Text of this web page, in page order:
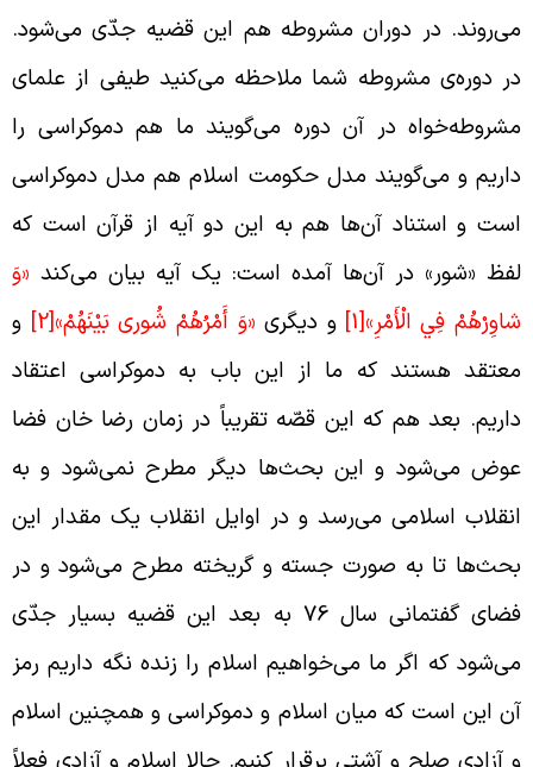
در دوران مشروطه هم این قضیه جدّی می‌شود.
دوره‌ی مشروطه شما ملاحظه می‌کنید طیفی از علمای
در آن دوره می‌گویند ما هم دموکراسی را
و می‌گویند مدل حکومت اسلام هم مدل دموکراسی
و استناد آن‌ها هم به این دو آیه از قرآن است که
«شور» در آن‌ها آمده است: یک آیه بیان می‌کند«وَ
فِي الْأَمْرِ»[1] و دیگری«وَ أَمْرُهُمْ شُورى‏ بَيْنَهُمْ»[2] و
هستند که ما از این باب به دموکراسی اعتقاد
بعد هم که این قصّه تقریباً در زمان رضا خان فضا
می‌شود و این بحث‌ها دیگر مطرح نمی‌شود و به
اسلامی می‌رسد و در اوایل انقلاب یک مقدار این
تا به صورت جسته و گریخته مطرح می‌شود و در
فضای گفتمانی سال 76 به بعد این قضیه بسیار جدّی
که اگر ما می‌خواهیم اسلام را زنده نگه داریم رمز
این است که میان اسلام و دموکراسی و همچنین اسلام